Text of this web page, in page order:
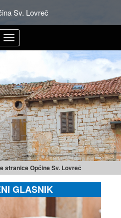
Sv. Lovreč
Toggle
navigation
stranice Općine Sv. Lovreč
GLASNIK